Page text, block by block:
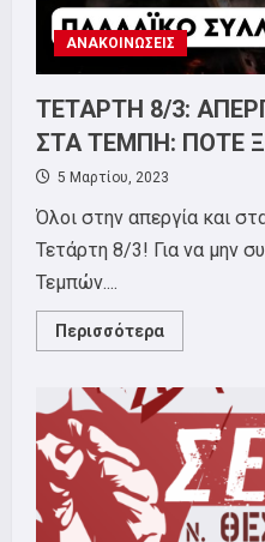
ΑΝΑΚΟΙΝΩΣΕΙΣ
ΤΕΤΑΡΤΗ 8/3:
ΣΤΑ ΤΕΜΠΗ: ΠΟΤΕ
5 Μαρτίου, 2023
Όλοι στην απεργία και
Τετάρτη 8/3! Για να μην
Τεμπών....
Περισσότερα
more
8/3:
ΑΠΕΡΓΙΑ
ΓΙΑ
ΤΟ
ΕΓΚΛΗΜΑ
ΣΤΑ
ΤΕΜΠΗ:
ΠΟΤΕ
ΞΑΝΑ!